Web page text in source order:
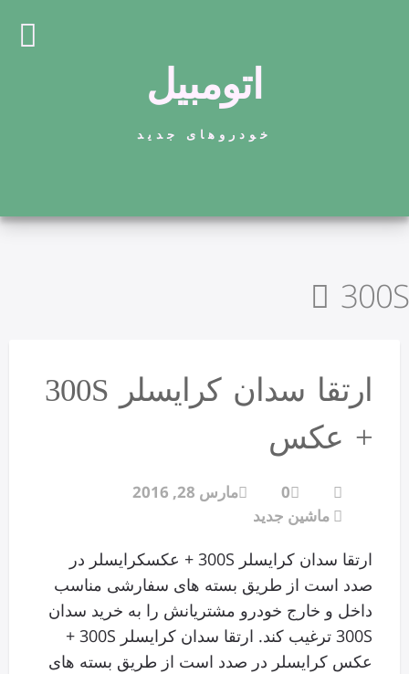
اتومبیل
خودروهای جدید
300S
ارتقا سدان کرایسلر 300S
+ عکس
0
مارس 28, 2016
ماشین جدید
ارتقا سدان کرایسلر 300S + عکسکرایسلر در
صدد است از طریق بسته های سفارشی مناسب
داخل و خارج خودرو مشتریانش را به خرید سدان
300S ترغیب کند. ارتقا سدان کرایسلر 300S +
عکس کرایسلر در صدد است از طریق بسته های